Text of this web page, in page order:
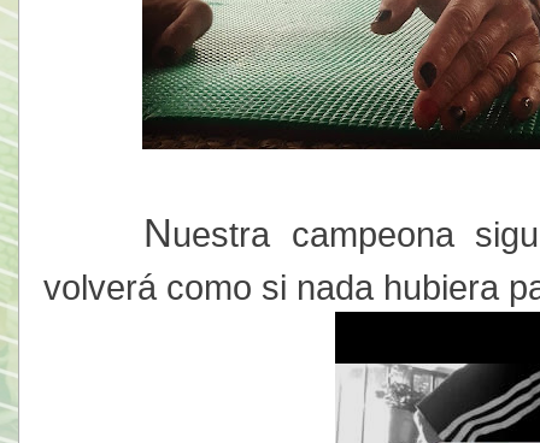
Nuestra campeona
volverá como si nada hubiera